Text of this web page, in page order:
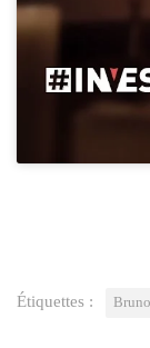
Étiquettes :